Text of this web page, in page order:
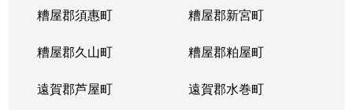
糟屋郡須惠町 糟屋郡新宮町
糟屋郡久山町 糟屋郡粕屋町
遠賀郡芦屋町 遠賀郡水巻町